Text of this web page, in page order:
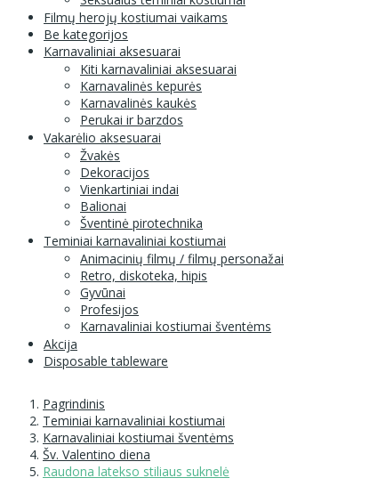
Filmų herojų kostiumai vaikams
Be kategorijos
Karnavaliniai aksesuarai
Kiti karnavaliniai aksesuarai
Karnavalinės kepurės
Karnavalinės kaukės
Perukai ir barzdos
Vakarėlio aksesuarai
Žvakės
Dekoracijos
Vienkartiniai indai
Balionai
Šventinė pirotechnika
Teminiai karnavaliniai kostiumai
Animacinių filmų / filmų personažai
Retro, diskoteka, hipis
Gyvūnai
Profesijos
Karnavaliniai kostiumai šventėms
Akcija
Disposable tableware
Pagrindinis
Teminiai karnavaliniai kostiumai
Karnavaliniai kostiumai šventėms
Šv. Valentino diena
Raudona latekso stiliaus suknelė